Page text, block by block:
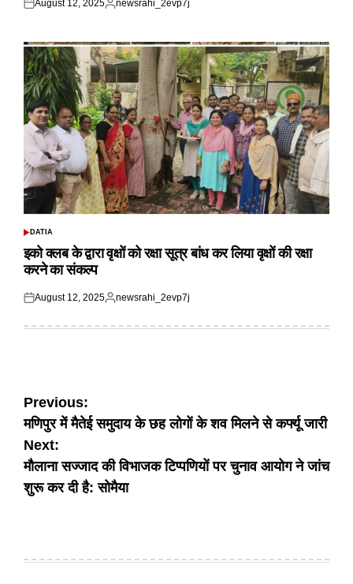
Posted
August 12, 2025
Posted
newsrahi_2evp7j
POSTED
DATIA
इको क्लब के द्वारा वृक्षों को रक्षा सूत्र बांध कर लिया वृक्षों की रक्षा
करने का संकल्प
Posted
August 12, 2025
Posted
newsrahi_2evp7j
Post
navigation
Previous:
मणिपुर में मैतेई समुदाय के छह लोगों के शव मिलने से कर्फ्यू जारी
Next:
मौलाना सज्जाद की विभाजक टिप्पणियों पर चुनाव आयोग ने जांच
शुरू कर दी है: सोमैया